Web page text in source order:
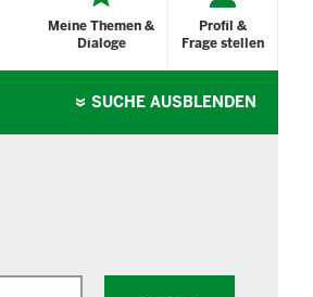
Profil &
Frage stellen
Meine Themen &
Dialoge
SUCHE AUSBLENDEN